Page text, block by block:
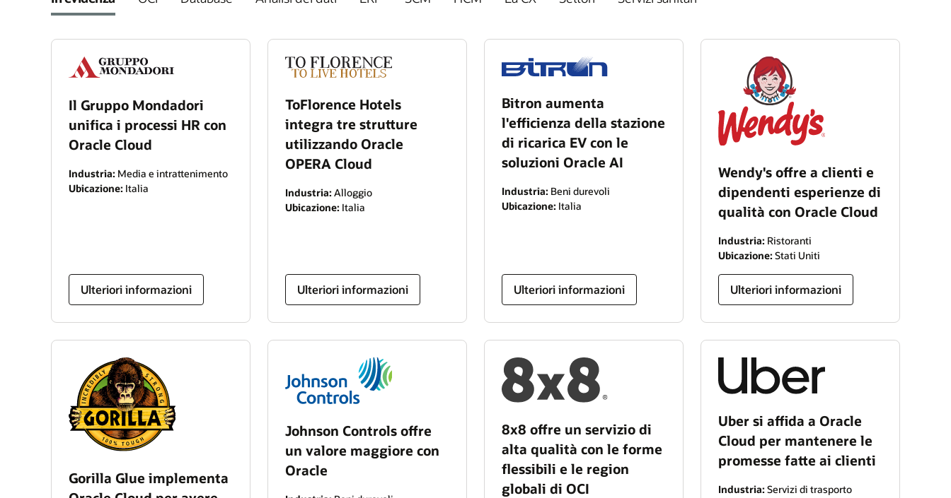
Il Gruppo Mondadori
unifica i processi HR con
Oracle Cloud
Industria: Media e intrattenimento
Ubicazione: Italia
Ulteriori informazioni
ToFlorence Hotels
integra tre strutture
utilizzando Oracle
OPERA Cloud
Industria: Alloggio
Ubicazione: Italia
Ulteriori informazioni
Bitron aumenta
l'efficienza della stazione
di ricarica EV con le
soluzioni Oracle AI
Industria: Beni durevoli
Ubicazione: Italia
Ulteriori informazioni
Wendy's offre a clienti e
dipendenti esperienze di
qualità con Oracle Cloud
Industria: Ristoranti
Ubicazione: Stati Uniti
Ulteriori informazioni
Gorilla Glue implementa
Johnson Controls offre
un valore maggiore con
Oracle
8x8 offre un servizio di
alta qualità con le forme
flessibili e le region
globali di OCI
Uber si affida a Oracle
Cloud per mantenere le
promesse fatte ai clienti
Industria: Servizi di trasporto